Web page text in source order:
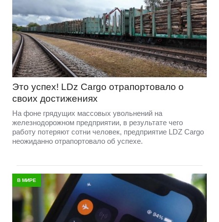
Это успех! LDz Cargo отрапортовало о
своих достижениях
На фоне грядущих массовых увольнений на
железнодорожном предприятии, в результате чего
работу потеряют сотни человек, предприятие LDZ Cargо
неожиданно отрапортовало об успехе.
В МИРЕ